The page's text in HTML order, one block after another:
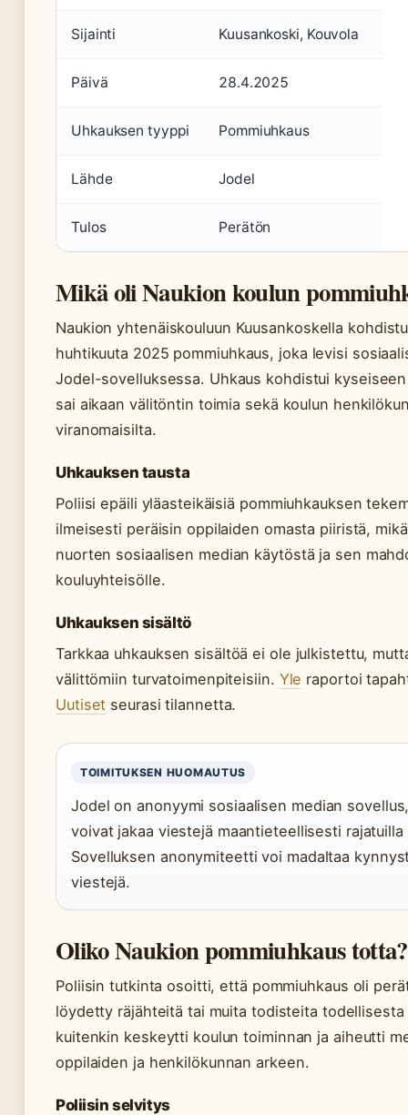
Sijainti Kuusankoski, Kouvola
Päivä 28.4.2025
Uhkauksen tyyppi Pommiuhkaus
Lähde Jodel
Tulos Perätön
Mikä oli Naukion koulun
Naukion yhtenäiskouluun Kuusankoskella
huhtikuuta 2025 pommiuhkaus, joka levisi
Jodel-sovelluksessa. Uhkaus kohdistui
sai aikaan välitöntin toimia sekä koulun
viranomaisilta.
Uhkauksen tausta
Poliisi epäili yläasteikäisiä pommiuhkauksen
ilmeisesti peräisin oppilaiden omasta piiristä,
nuorten sosiaalisen median käytöstä ja sen
kouluyhteisölle.
Uhkauksen sisältö
Tarkkaa uhkauksen sisältöä ei ole julkistettu,
välittömiin turvatoimenpiteisiin. Yle raportoi
Uutiset seurasi tilannetta.
TOIMITUKSEN HUOMAUTUS
Jodel on anonyymi sosiaalisen median
voivat jakaa viestejä maantieteellisesti rajatuilla
Sovelluksen anonymiteetti voi madaltaa
viestejä.
Oliko Naukion pommiuhkaus totta?
Poliisin tutkinta osoitti, että pommiuhkaus oli
löydetty räjähteitä tai muita todisteita todellisesta
kuitenkin keskeytti koulun toiminnan ja aiheutti
oppilaiden ja henkilökunnan arkeen.
Poliisin selvitys